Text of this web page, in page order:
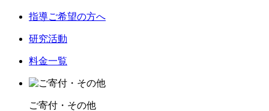
指導ご希望の方へ
研究活動
料金一覧
ご寄付・その他